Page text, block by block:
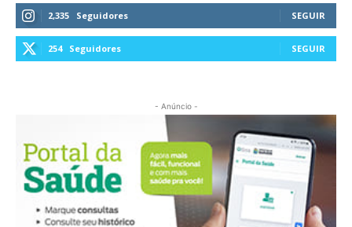
2,335 Seguidores SEGUIR
254 Seguidores SEGUIR
- Anúncio -